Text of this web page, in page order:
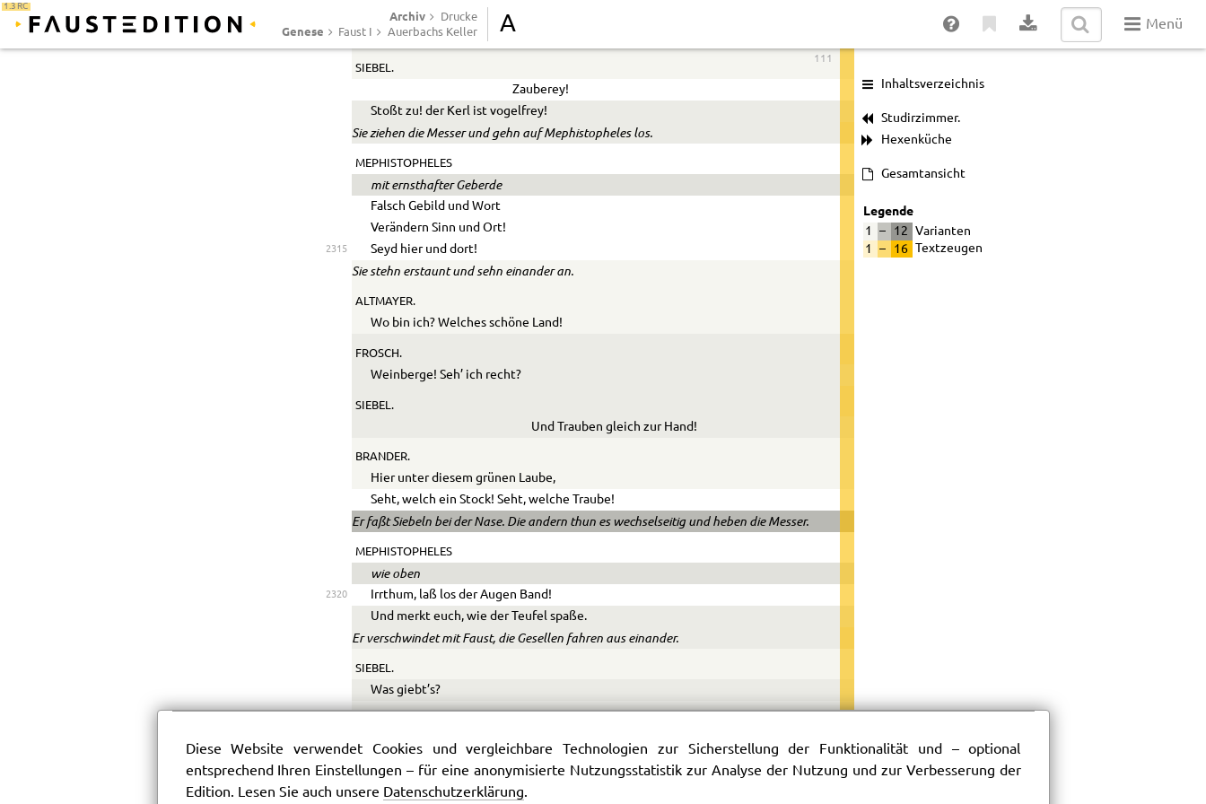
1.3 RC
Archiv Drucke
Genese Faust I Auerbachs Keller A Menü
zieht einen Pfropf aus dem Tisch, es springt ihm Feuer entgegen
Ich brenne! ich brenne!
111
SIEBEL.
Zauberey!
Stoßt zu! der Kerl ist vogelfrey!
Sie ziehen die Messer und gehn auf Mephistopheles los.
MEPHISTOPHELES
mit ernsthafter Geberde
Falsch Gebild und Wort
Verändern Sinn und Ort!
2315 Seyd hier und dort!
Sie stehn erstaunt und sehn einander an.
ALTMAYER.
Wo bin ich? Welches schöne Land!
FROSCH.
Weinberge! Seh’ ich recht?
SIEBEL.
Und Trauben gleich zur Hand!
BRANDER.
Hier unter diesem grünen Laube,
Seht, welch ein Stock! Seht, welche Traube!
Er faßt Siebeln bei der Nase. Die andern thun es wechselseitig und heben die Messer.
MEPHISTOPHELES
wie oben
2320
Irrthum, laß los der Augen Band!
Und merkt euch, wie der Teufel spaße.
Er verschwindet mit Faust, die Gesellen fahren aus einander.
SIEBEL.
Was giebt’s?
Wie?
FROSCH.
War das deine Nase?
Inhaltsverzeichnis
Studirzimmer.
Hexenküche
Gesamtansicht
Legende
1 – 12
Varianten
1
– 16 Textzeugen
Diese Website verwendet Cookies und vergleichbare Technologien zur Sicherstellung der Funktionalität und – optional
entsprechend Ihren Einstellungen – für eine anonymisierte Nutzungsstatistik zur Analyse der Nutzung und zur Verbesserung der
Edition. Lesen Sie auch unsere Datenschutzerklärung.